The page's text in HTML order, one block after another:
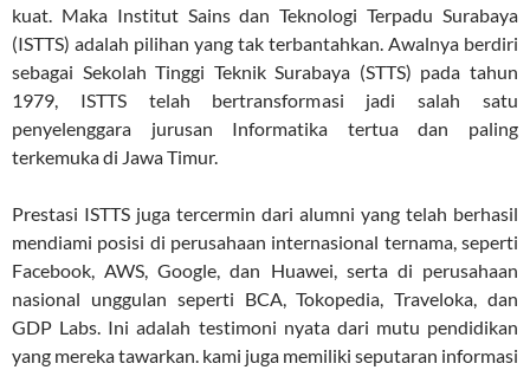
kuat. Maka Institut Sains dan Teknologi Terpadu Surabaya
(ISTTS) adalah pilihan yang tak terbantahkan. Awalnya berdiri
sebagai Sekolah Tinggi Teknik Surabaya (STTS) pada tahun
1979, ISTTS telah bertransformasi jadi salah satu
penyelenggara jurusan Informatika tertua dan paling
terkemuka di Jawa Timur.
Prestasi ISTTS juga tercermin dari alumni yang telah berhasil
mendiami posisi di perusahaan internasional ternama, seperti
Facebook, AWS, Google, dan Huawei, serta di perusahaan
nasional unggulan seperti BCA, Tokopedia, Traveloka, dan
GDP Labs. Ini adalah testimoni nyata dari mutu pendidikan
yang mereka tawarkan. kami juga memiliki seputaran informasi